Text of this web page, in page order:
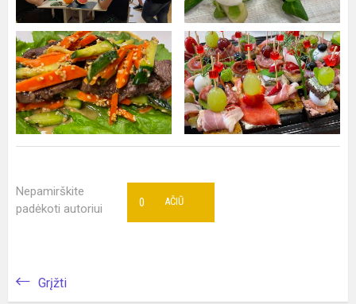
Nepamirškite
padėkoti autoriui
AČIŪ
0
Grįžti